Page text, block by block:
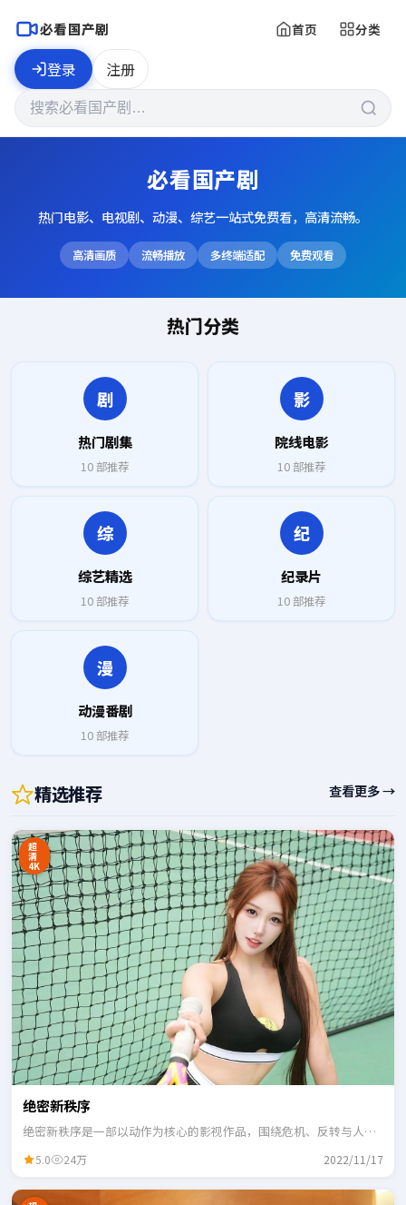
必看国产剧 首页 分类
登录 注册
必看国产剧
热门电影、电视剧、动漫、综艺一站式免费看，高清流畅。
高清画质 流畅播放 多终端适配 免费观看
热门分类
剧
热门剧集
10部推荐
影
院线电影
10部推荐
综
综艺精选
10部推荐
纪
纪录片
10部推荐
漫
动漫番剧
10部推荐
精选推荐 查看更多 →
超
清
4K
绝密新秩序
绝密新秩序是一部以动作为核心的影视作品，围绕危机、反转与人物
5.0 24万 2022/11/17